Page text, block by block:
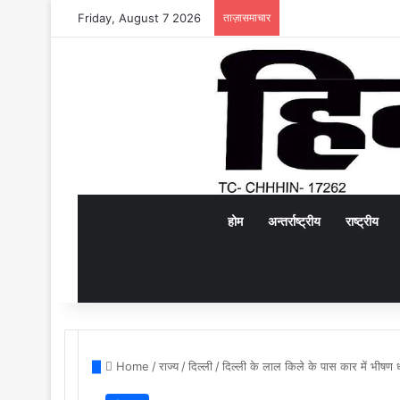
Friday, August 7 2026 ताज़ासमाचार
होम अन्तर्राष्ट्रीय राष्ट्रीय
Home /राज्य/दिल्ली/दिल्ली के लाल किले के पास कार में भीषण